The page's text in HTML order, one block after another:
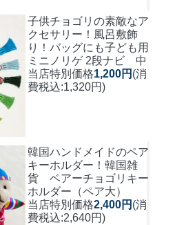
子供チョゴリの素敵なア
クセサリー！風呂敷飾
り！バッグにも子ども用
ミニノリゲ 2段ナビ 中
当店特別価格1,200円 (消
費税込:1,320円)
韓国ハンドメイドのペア
キーホルダー！ 韓国雑
貨 ベアーチョゴリキー
ホルダー（ペア大）
当店特別価格2,400円 (消
費税込:2,640円)